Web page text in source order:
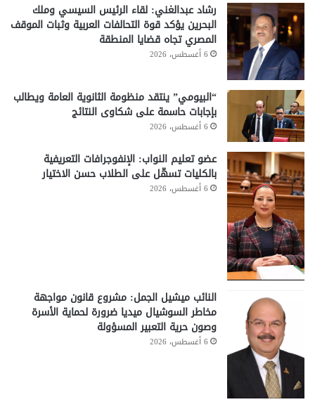
رشاد عبدالغني: لقاء الرئيس السيسي وملك
البحرين يؤكد قوة التحالفات العربية وثبات الموقف
المصري تجاه قضايا المنطقة
6 أغسطس، 2026
“البيومي” ينتقد منظومة الثانوية العامة ويطالب
بإجابات حاسمة على شكاوى النتائج
6 أغسطس، 2026
عضو تعليم النواب: الإنفوجرافات التعريفية
بالكليات تسهّل على الطلاب حسن الاختيار
6 أغسطس، 2026
النائب ميشيل الجمل: مشروع قانون مواجهة
مخاطر السوشيال ميديا ضرورة لحماية الأسرة
وصون حرية التعبير المسؤولة
6 أغسطس، 2026